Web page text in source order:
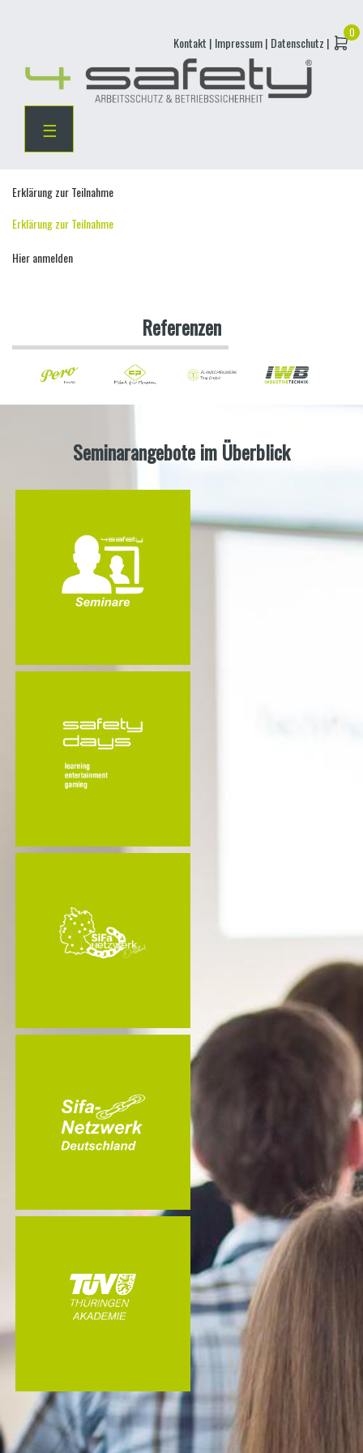
content
Kontakt | Impressum | Datenschutz |
☰
Erklärung zur Teilnahme
Erklärung zur Teilnahme
Hier anmelden
Referenzen
Seminarangebote im Überblick